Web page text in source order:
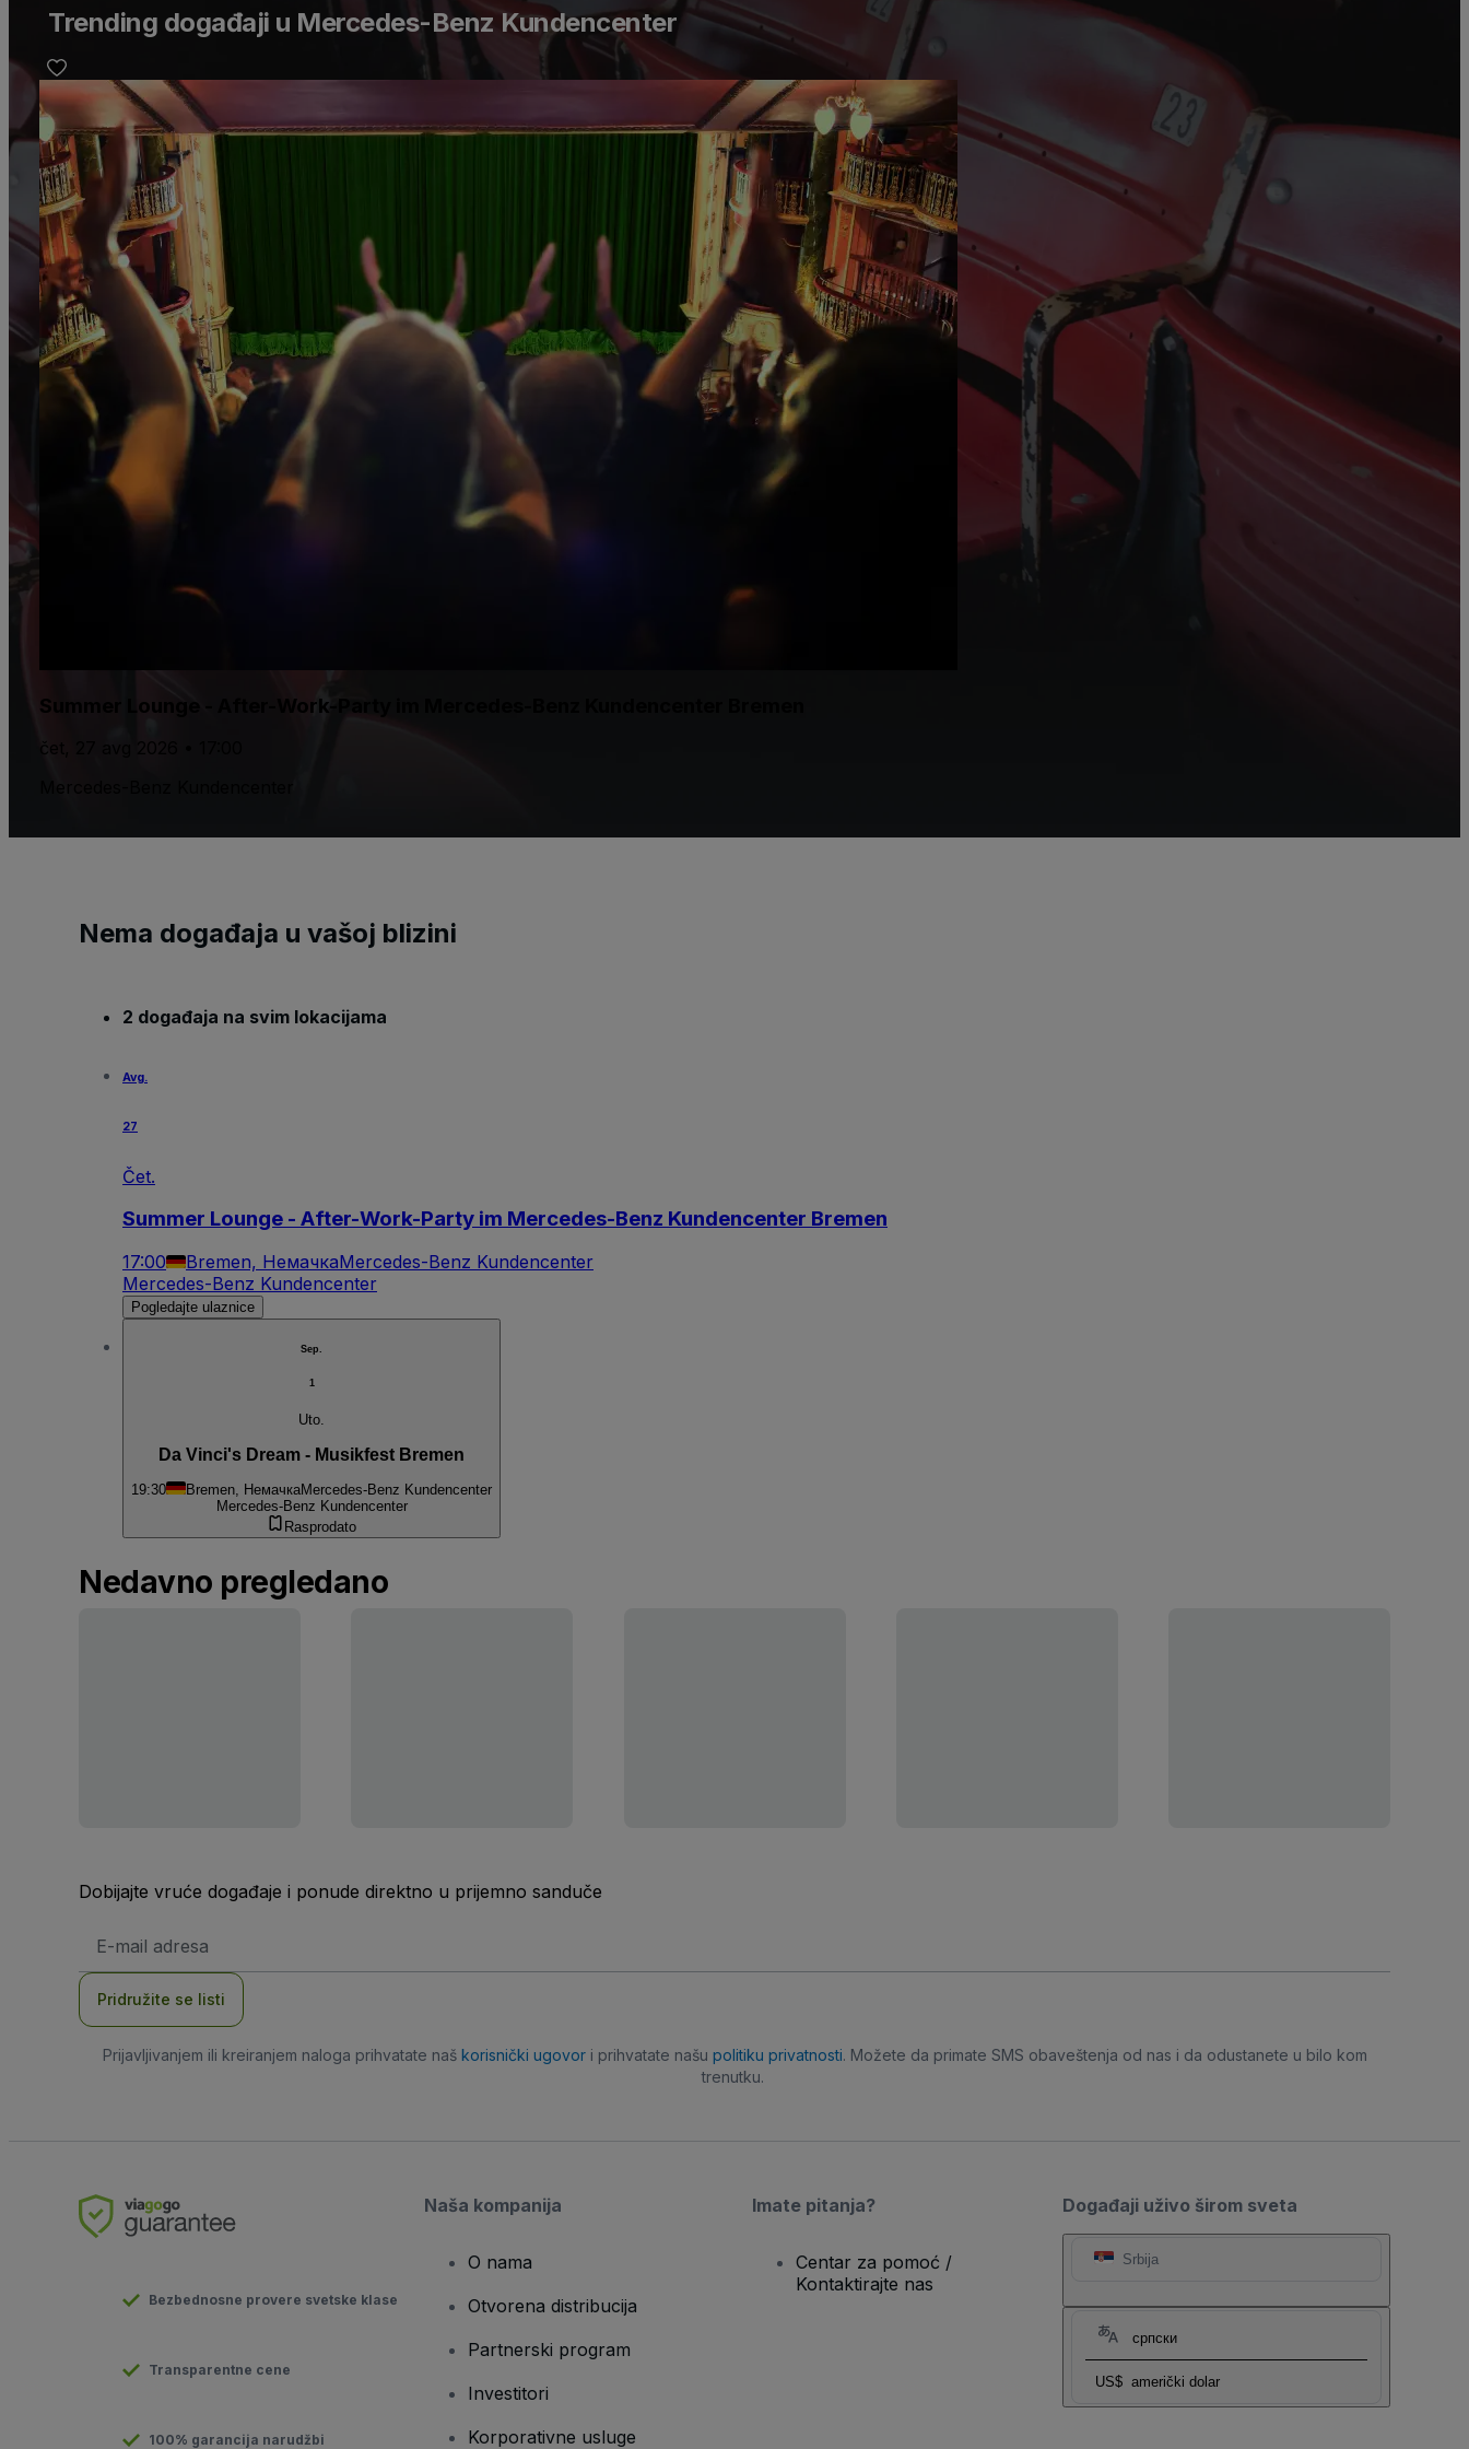
Trending događaji u Mercedes-Benz Kundencenter
Summer Lounge - After-Work-Party im Mercedes-Benz Kundencenter Bremen
čet, 27 avg 2026 • 17:00
Nema događaja u vašoj blizini
2 događaja na svim lokacijama
Avg.
27
Čet.
Summer Lounge - After-Work-Party im Mercedes-Benz Kundencenter Bremen
17:00 Bremen, НемачкаMercedes-Benz Kundencenter
Mercedes-Benz Kundencenter
Pogledajte ulaznice
Sep.
1
Uto.
Da Vinci's Dream - Musikfest Bremen
19:30 Bremen, НемачкаMercedes-Benz Kundencenter
Mercedes-Benz Kundencenter
Rasprodato
Nedavno pregledano
Dobijajte vruće događaje i ponude direktno u prijemno sanduče
mail
Pridružite se listi
Prijavljivanjem ili kreiranjem naloga prihvatate naš korisnički ugovori prihvatate našu politiku privatnosti. Možete da primate SMS obaveštenja od nas i da odustanete u bilo kom
trenutku.
Događaji uživo širom sveta
Srbija
српски
US$ američki dolar
Bezbednosne provere svetske klase
Transparentne cene
100% garancija narudžbi
Naša kompanija
O nama
Otvorena distribucija
Partnerski program
Investitori
Korporativne usluge
Imate pitanja?
Centar za pomoć /
Kontaktirajte nas